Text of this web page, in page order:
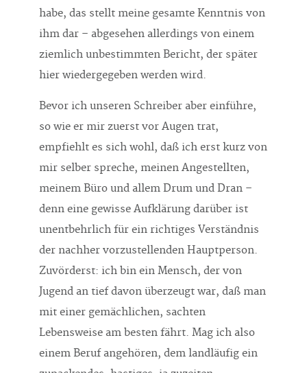
habe, das stellt meine gesamte Kenntnis von
ihm dar – abgesehen allerdings von einem
ziemlich unbestimmten Bericht, der später
hier wiedergegeben werden wird.
Bevor ich unseren Schreiber aber einführe,
so wie er mir zuerst vor Augen trat,
empfiehlt es sich wohl, daß ich erst kurz von
mir selber spreche, meinen Angestellten,
meinem Büro und allem Drum und Dran –
denn eine gewisse Aufklärung darüber ist
unentbehrlich für ein richtiges Verständnis
der nachher vorzustellenden Hauptperson.
Zuvörderst: ich bin ein Mensch, der von
Jugend an tief davon überzeugt war, daß man
mit einer gemächlichen, sachten
Lebensweise am besten fährt. Mag ich also
einem Beruf angehören, dem landläufig ein